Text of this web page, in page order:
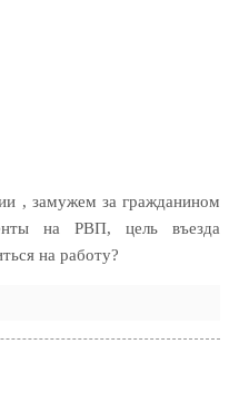
, замужем за гражданином
на РВП, цель въезда
на работу?